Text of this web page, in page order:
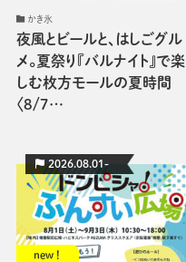
夜風とビールと、はしごグル
メ。夏祭り『バルナイト』で楽
しむ枚方モールの夏時間
〈8/7…
かき氷
new !
2026.08.01-